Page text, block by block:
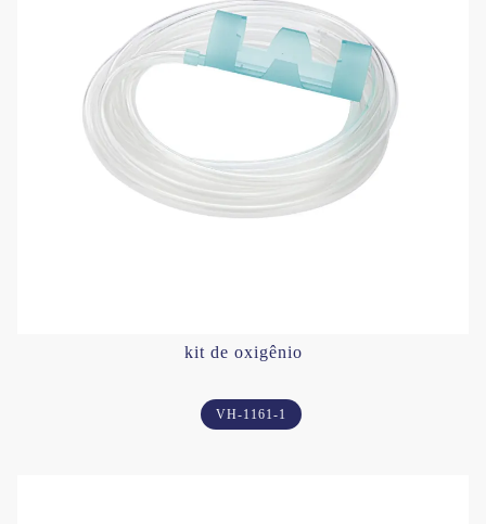
kit de oxigênio
VH-1161-1